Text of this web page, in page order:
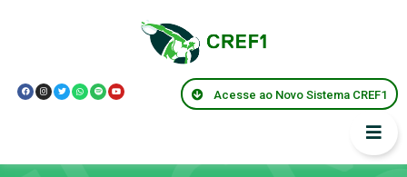
Acesse ao Novo Sistema CREF1